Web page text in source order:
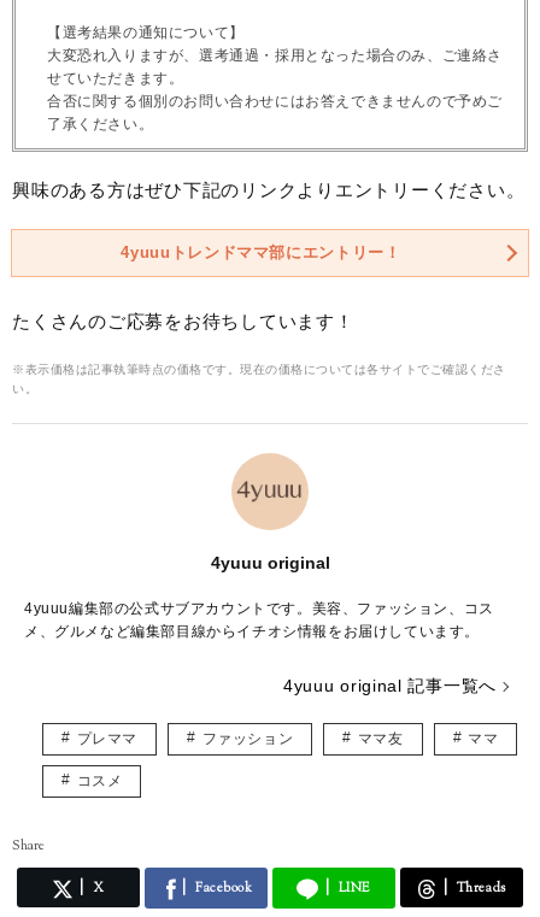
【選考結果の通知について】
大変恐れ入りますが、選考通過・採用となった場合のみ、ご連絡さ
せていただきます。
合否に関する個別のお問い合わせにはお答えできませんので予めご
了承ください。
興味のある方はぜひ下記のリンクよりエントリーください。
4yuuuトレンドママ部にエントリー！
たくさんのご応募をお待ちしています！
※表示価格は記事執筆時点の価格です。現在の価格については各サイトでご確認くださ
い。
4yuuu original
4yuuu編集部の公式サブアカウントです。美容、ファッション、コス
メ、グルメなど編集部目線からイチオシ情報をお届けしています。
4yuuu original 記事一覧へ
プレママ ファッション ママ友 ママ
コスメ
Share
X Facebook LINE Threads